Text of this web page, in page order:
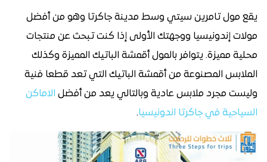
يقع مول تامرين سيتي وسط مدينة جاكرتا وهو من أفضل
مولات إندونيسيا ووجهتك الأولى إذا كنت تبحث عن منتجات
محلية مميزة. يتوافر بالمول أقمشة الباتيك المميزة وكذلك
الملابس المصنوعة من أقمشة الباتيك التي تعد قطعا فنية
وليست مجرد ملابس عادية وبالتالي يعد من أفضل الاماكن
السياحية في جاكرتا اندونيسيا.